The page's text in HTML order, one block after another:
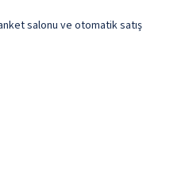
salonu ve otomatik satış